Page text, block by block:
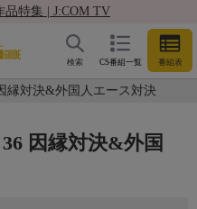
品特集 | J:COM TV
CS番組一覧 番組表
検索
縁対決&外国人エース対決
因縁対決&外国